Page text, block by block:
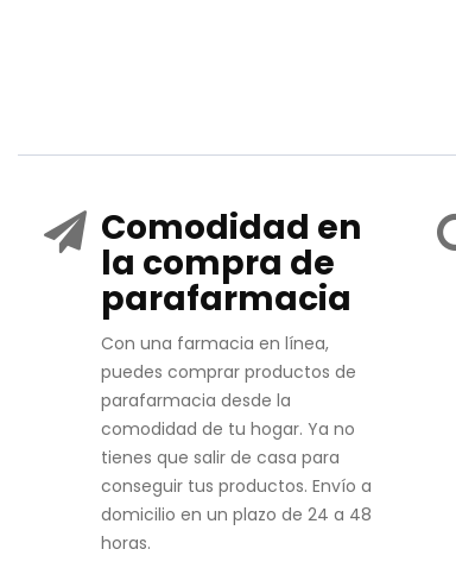
Comodidad en
la compra de
parafarmacia
Con una farmacia en línea,
puedes comprar productos de
parafarmacia desde la
comodidad de tu hogar. Ya no
tienes que salir de casa para
conseguir tus productos. Envío a
domicilio en un plazo de 24 a 48
horas.